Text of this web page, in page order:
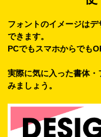
フォントのイメージは
できます。
PCでもスマホからでも
実際に気に入った書体
みましょう。